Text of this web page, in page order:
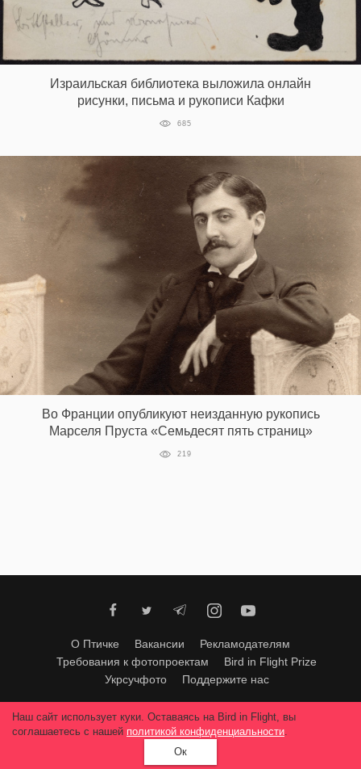
Израильская библиотека выложила онлайн
рисунки, письма и рукописи Кафки
685
Во Франции опубликуют неизданную рукопись
Марселя Пруста «Семьдесят пять страниц»
219
О Птичке Вакансии
Рекламодателям
Требования к фотопроектам
Bird in Flight Prize
Укрсучфото
Поддержите нас
Любое использование материалов допускается только с согласия
редакции.© 2026, Bird In Flight.
Все права защищены.
Наш сайт использует куки. Оставаясь на Bird in Flight, вы
соглашаетесь с нашей политикой конфиденциальности.
Ок